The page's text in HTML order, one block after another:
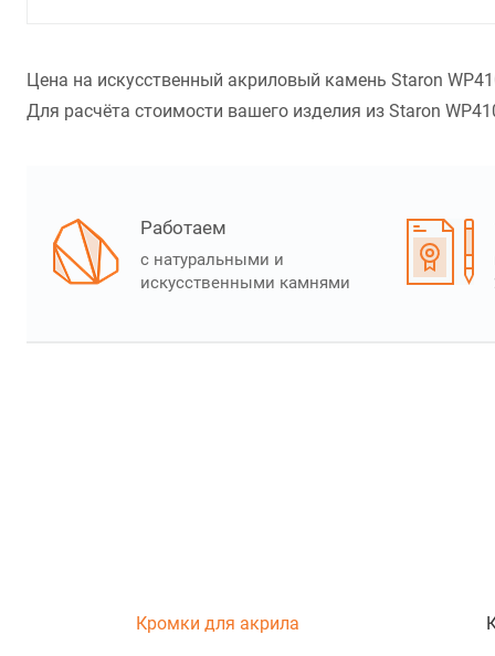
Цена на искусственный акриловый камень Staron
Для расчёта стоимости вашего изделия из Staron
Работаем
с натуральными и
искусственными камнями
Кромки для акрила